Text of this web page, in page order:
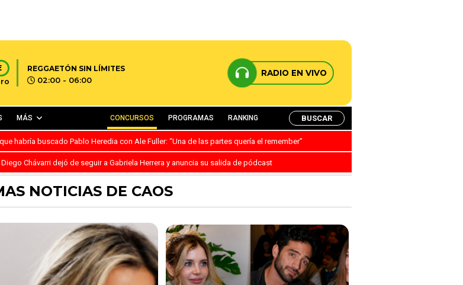
REGGAETÓN SIN LÍMITES
02:00 - 06:00
RADIO EN VIVO
MÁS CONCURSOS PROGRAMAS RANKING BUSCAR
habría buscado Pablo Heredia con Ale Fuller: “Una de las partes quería el remember”
Diego Chávarri dejó de seguir a Gabriela Herrera y anuncia su salida de pódcast
NOTICIAS DE CAOS